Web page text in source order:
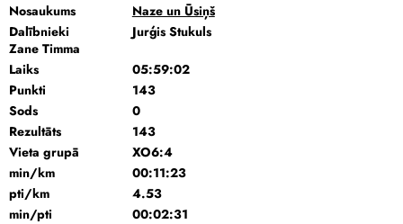
Nosaukums
Naze un Ūsiņš
Dalībnieki
Jurģis Stukuls
Zane Timma
Laiks
05:59:02
Punkti
143
Sods
0
Rezultāts
143
Vieta grupā
XO6:4
min/km
00:11:23
pti/km
4.53
min/pti
00:02:31